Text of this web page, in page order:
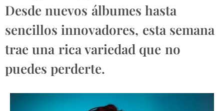
Desde nuevos álbumes hasta
sencillos innovadores, esta semana
trae una rica variedad que no
puedes perderte.